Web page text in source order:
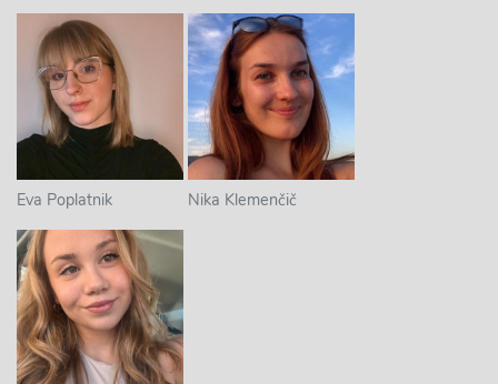
Eva Poplatnik Nika Klemenčič